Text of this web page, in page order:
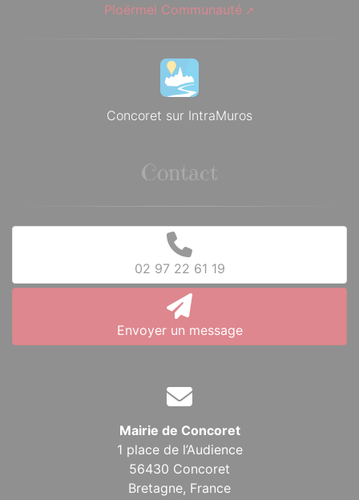
Ploërmel Communauté
Concoret sur IntraMuros
Contact
02 97 22 61 19
Envoyer un message
Mairie de Concoret
1 place de l’Audience
56430 Concoret
Bretagne, France